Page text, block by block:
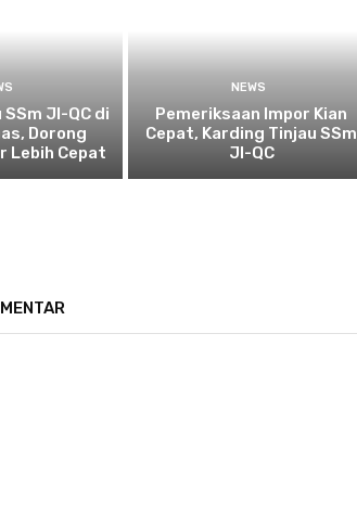
JI-QC di
Dorong
Lebih Cepat
NEWS
Pemeriksaan Impor Kian
Cepat, Karding Tinjau SSm
JI-QC